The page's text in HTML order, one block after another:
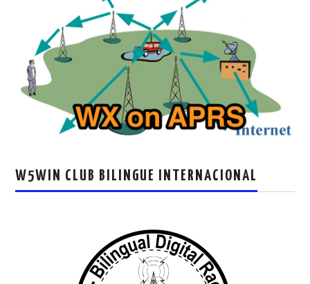
W5WIN CLUB BILINGUE INTERNACIONAL